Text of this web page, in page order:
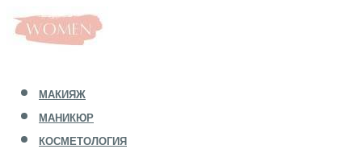
МАКИЯЖ
МАНИКЮР
КОСМЕТОЛОГИЯ